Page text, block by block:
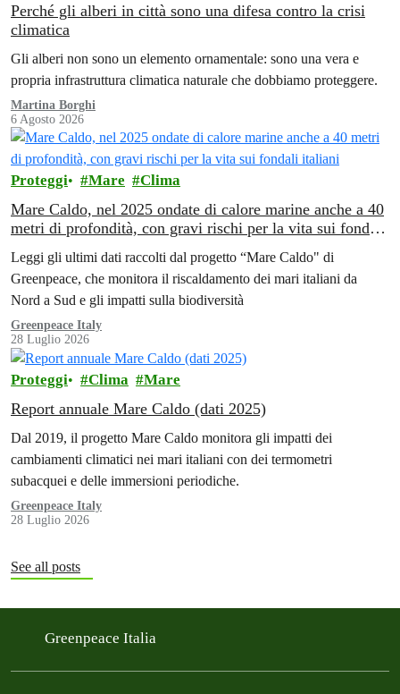
Perché gli alberi in città sono una difesa contro la crisi
climatica
Gli alberi non sono un elemento ornamentale: sono una vera e
propria infrastruttura climatica naturale che dobbiamo proteggere.
Martina Borghi
6 Agosto 2026
Proteggi Mare Clima
Mare Caldo, nel 2025 ondate di calore marine anche a 40
metri di profondità, con gravi rischi per la vita sui fondali
Leggi gli ultimi dati raccolti dal progetto “Mare Caldo" di
Greenpeace, che monitora il riscaldamento dei mari italiani da
Nord a Sud e gli impatti sulla biodiversità
Greenpeace Italy
28 Luglio 2026
Proteggi Clima Mare
Report annuale Mare Caldo (dati 2025)
Dal 2019, il progetto Mare Caldo monitora gli impatti dei
cambiamenti climatici nei mari italiani con dei termometri
subacquei e delle immersioni periodiche.
Greenpeace Italy
28 Luglio 2026
See all posts
Greenpeace Italia